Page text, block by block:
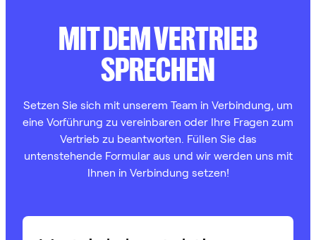
MIT DEM VERTRIEB
SPRECHEN
Setzen Sie sich mit unserem Team in Verbindung, um
eine Vorführung zu vereinbaren oder Ihre Fragen zum
Vertrieb zu beantworten. Füllen Sie das
untenstehende Formular aus und wir werden uns mit
Ihnen in Verbindung setzen!